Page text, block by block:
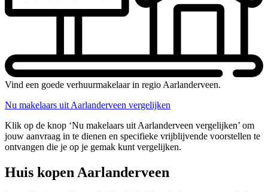
Vind een goede verhuurmakelaar in regio Aarlanderveen.
Nu makelaars uit Aarlanderveen vergelijken
Klik op de knop ‘Nu makelaars uit Aarlanderveen vergelijken’ om
jouw aanvraag in te dienen en specifieke vrijblijvende voorstellen te
ontvangen die je op je gemak kunt vergelijken.
Huis kopen Aarlanderveen